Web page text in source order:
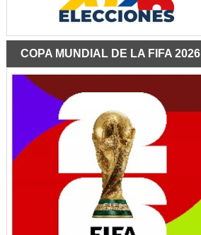
COPA MUNDIAL DE LA FIFA 2026